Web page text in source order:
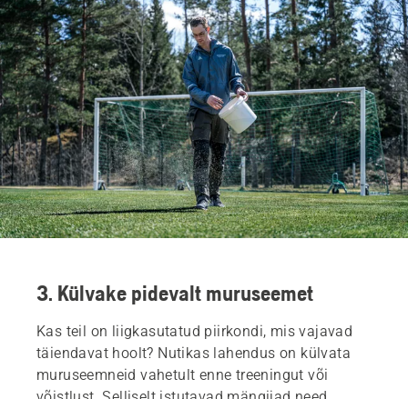
3. Külvake pidevalt muruseemet
Kas teil on liigkasutatud piirkondi, mis vajavad
täiendavat hoolt? Nutikas lahendus on külvata
muruseemneid vahetult enne treeningut või